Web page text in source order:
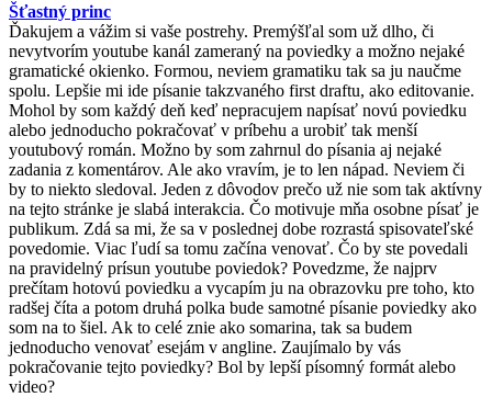
Šťastný princ
Ďakujem a vážim si vaše postrehy. Premýšľal som už dlho, či
nevytvorím youtube kanál zameraný na poviedky a možno nejaké
gramatické okienko. Formou, neviem gramatiku tak sa ju naučme
spolu. Lepšie mi ide písanie takzvaného first draftu, ako editovanie.
Mohol by som každý deň keď nepracujem napísať novú poviedku
alebo jednoducho pokračovať v príbehu a urobiť tak menší
youtubový román. Možno by som zahrnul do písania aj nejaké
zadania z komentárov. Ale ako vravím, je to len nápad. Neviem či
by to niekto sledoval. Jeden z dôvodov prečo už nie som tak aktívny
na tejto stránke je slabá interakcia. Čo motivuje mňa osobne písať je
publikum. Zdá sa mi, že sa v poslednej dobe rozrastá spisovateľské
povedomie. Viac ľudí sa tomu začína venovať. Čo by ste povedali
na pravidelný prísun youtube poviedok? Povedzme, že najprv
prečítam hotovú poviedku a vycapím ju na obrazovku pre toho, kto
radšej číta a potom druhá polka bude samotné písanie poviedky ako
som na to šiel. Ak to celé znie ako somarina, tak sa budem
jednoducho venovať esejám v angline. Zaujímalo by vás
pokračovanie tejto poviedky? Bol by lepší písomný formát alebo
video?